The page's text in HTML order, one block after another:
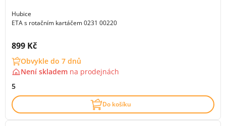
Hubice
ETA s rotačním kartáčem 0231 00220
Cena s DPH:
899 Kč
Obvykle do 7 dnů
Není skladem na prodejnách
5
Do košíku